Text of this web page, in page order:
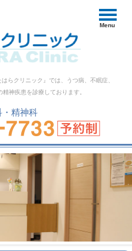
Menu
らクリニック』では、うつ病、不眠症、
神疾患を診療しております。
・精神科